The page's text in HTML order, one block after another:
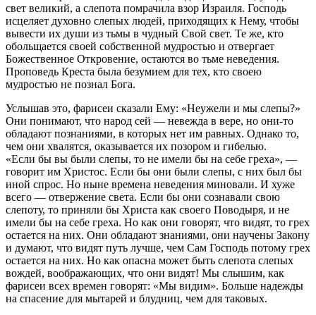
свет великий, а слепота помрачила взор Израиля. Господь
исцеляет духовно слепых людей, приходящих к Нему, чтобы
вывести их души из тьмы в чудный Свой свет. Те же, кто
обольщается своей собственной мудростью и отвергает
Божественное Откровение, остаются во тьме неведения.
Проповедь Креста была безумием для тех, кто своею
мудростью не познал Бога.
Услышав это, фарисеи сказали Ему: «Неужели и мы слепы?»
Они понимают, что народ сей — невежда в вере, но они-то
обладают познаниями, в которых нет им равных. Однако то,
чем они хвалятся, оказывается их позором и гибелью.
«Если бы вы были слепы, то не имели бы на себе греха», —
говорит им Христос. Если бы они были слепы, с них был бы
иной спрос. Но ныне времена неведения миновали. И хуже
всего — отвержение света. Если бы они сознавали свою
слепоту, то приняли бы Христа как своего Поводыря, и не
имели бы на себе греха. Но как они говорят, что видят, то грех
остается на них. Они обладают знаниями, они научены Закону
и думают, что видят путь лучше, чем Сам Господь потому грех
остается на них. Но как опасна может быть слепота слепых
вождей, воображающих, что они видят! Мы слышим, как
фарисеи всех времен говорят: «Мы видим». Больше надежды
на спасение для мытарей и блудниц, чем для таковых.